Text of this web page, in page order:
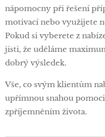
nápomocny při řešení
motivací nebo využijete
Pokud si vyberete z
jisti, že uděláme
dobrý výsledek.
Vše, co svým klientům
upřímnou snahou
zpříjemněním života.